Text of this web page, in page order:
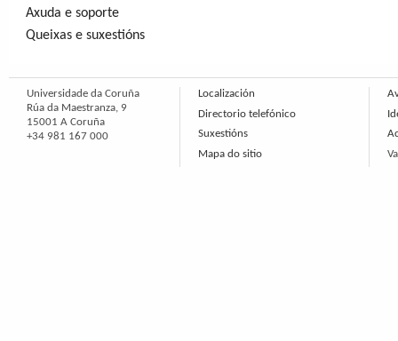
Axuda e soporte
Queixas e suxestións
Universidade da Coruña
Rúa da Maestranza, 9
15001 A Coruña
+34 981 167 000
Localización
Directorio telefónico
Suxestións
Mapa do sitio